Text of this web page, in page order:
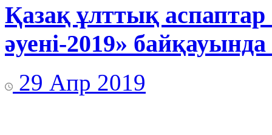
Қазақ ұлттық
әуені-2019»
29 Апр 2019